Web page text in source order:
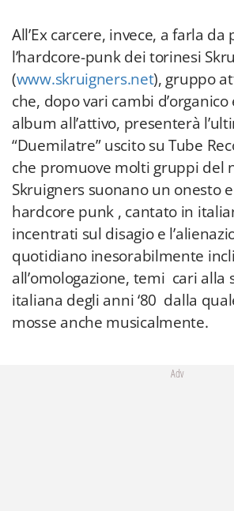
All’Ex carcere, invece, a farla
l’hardcore-punk dei torinesi
(www.skruigners.net), gruppo
che, dopo vari cambi
album all’attivo, presenterà
“Duemilatre” uscito su Tube
che promuove molti gruppi del
Skruigners suonano un onesto
hardcore punk , cantato in
incentrati sul disagio e
quotidiano inesorabilmente
all’omologazione, temi cari alla
italiana degli anni ‘80 dalla
mosse anche musicalmente.
Adv